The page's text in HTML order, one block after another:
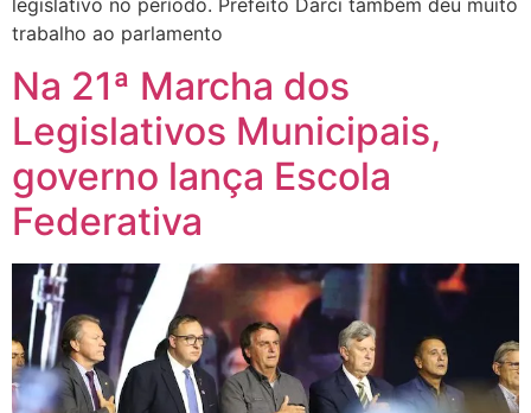
trabalho ao parlamento
Na 21ª Marcha dos
Legislativos Municipais,
governo lança Escola
Federativa